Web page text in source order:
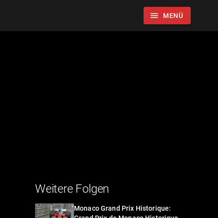
menu MENÜ
Weitere Folgen
Monaco Grand Prix Historique: